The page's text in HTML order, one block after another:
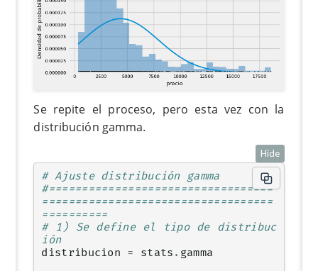
Se repite el proceso, pero esta vez con la
distribución gamma.
Hide
# Ajuste distribución gamma
#==================================
===================================
==========
# 1) Se define el tipo de distribuc
ión
distribucion = stats . gamma